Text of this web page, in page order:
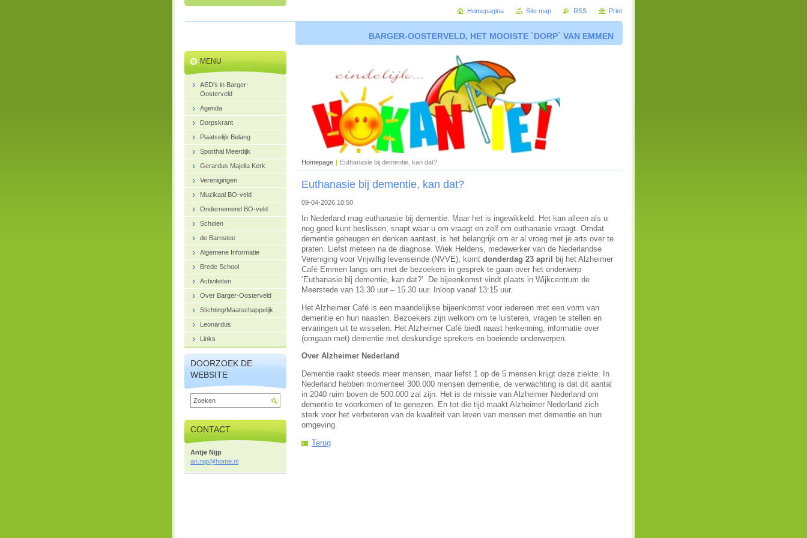
BARGER-OOSTERVELD, HET MOOISTE `DORP` VAN EMMEN
Homepage | Euthanasie bij dementie, kan dat?
Euthanasie bij dementie, kan dat?
09-04-2026 10:50
In Nederland mag euthanasie bij dementie. Maar het is ingewikkeld. Het kan alleen als u
nog goed kunt beslissen, snapt waar u om vraagt en zelf om euthanasie vraagt. Omdat
dementie geheugen en denken aantast, is het belangrijk om er al vroeg met je arts over te
praten. Liefst meteen na de diagnose. Wiek Heldens, medewerker van de Nederlandse
Vereniging voor Vrijwillig levenseinde (NVVE), komt donderdag 23 april
bij het Alzheimer
Café Emmen langs om met de bezoekers in gesprek te gaan over het onderwerp
‘Euthanasie bij dementie, kan dat?’ De bijeenkomst vindt plaats in Wijkcentrum de
Meerstede van 13.30 uur – 15.30 uur. Inloop vanaf 13:15 uur.
Het Alzheimer Café is een maandelijkse bijeenkomst voor iedereen met een vorm van
dementie en hun naasten. Bezoekers zijn welkom om te luisteren, vragen te stellen en
ervaringen uit te wisselen. Het Alzheimer Café biedt naast herkenning, informatie over
(omgaan met) dementie met deskundige sprekers en boeiende onderwerpen.
Over Alzheimer Nederland
Dementie raakt steeds meer mensen, maar liefst 1 op de 5 mensen krijgt deze ziekte. In
Nederland hebben momenteel 300.000 mensen dementie, de verwachting is dat dit aantal
in 2040 ruim boven de 500.000 zal zijn. Het is de missie van Alzheimer Nederland om
dementie te voorkomen of te genezen. En tot die tijd maakt Alzheimer Nederland zich
sterk voor het verbeteren van de kwaliteit van leven van mensen met dementie en hun
omgeving.
Terug
MENU
AED's in Barger-
Oosterveld
Agenda
Dorpskrant
Plaatselijk Belang
Sporthal Meerdijk
Gerardus Majella Kerk
Verenigingen
Muzikaal BO-veld
Ondernemend BO-veld
Scholen
de Barnstee
Algemene Informatie
Brede School
Activiteiten
Over Barger-Oosterveld
Stichting/Maatschappelijk
Leonardus
Links
DOORZOEK DE
WEBSITE
CONTACT
Antje Nijp
an.nijp@home.nl
Homepagina Site map RSS Print